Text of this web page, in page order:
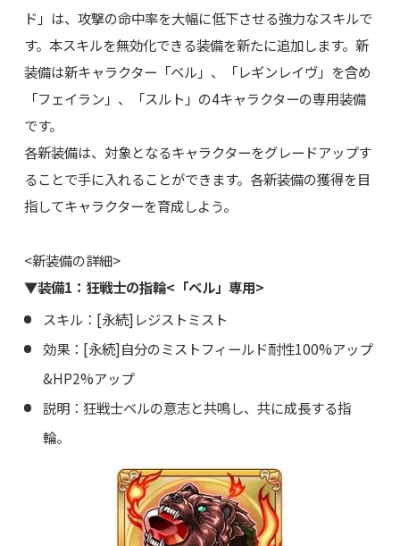
ド」は、攻撃の命中率を大幅に低下させる強力なスキルで
す。本スキルを無効化できる装備を新たに追加します。新
装備は新キャラクター「ベル」、「レギンレイヴ」を含め
「フェイラン」、「スルト」の4キャラクターの専用装備
です。
各新装備は、対象となるキャラクターをグレードアップす
ることで手に入れることができます。各新装備の獲得を目
指してキャラクターを育成しよう。
<新装備の詳細>
▼装備1：狂戦士の指輪<「ベル」専用>
スキル：[永続]レジストミスト
効果：[永続]自分のミストフィールド耐性100%アップ
&HP2%アップ
説明：狂戦士ベルの意志と共鳴し、共に成長する指
輪。